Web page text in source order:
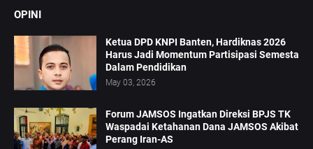
OPINI
Ketua DPD KNPI Banten, Hardiknas 2026
Harus Jadi Momentum Partisipasi Semesta
Dalam Pendidikan
May 03, 2026
Forum JAMSOS Ingatkan Direksi BPJS TK
Waspadai Ketahanan Dana JAMSOS Akibat
Perang Iran-AS